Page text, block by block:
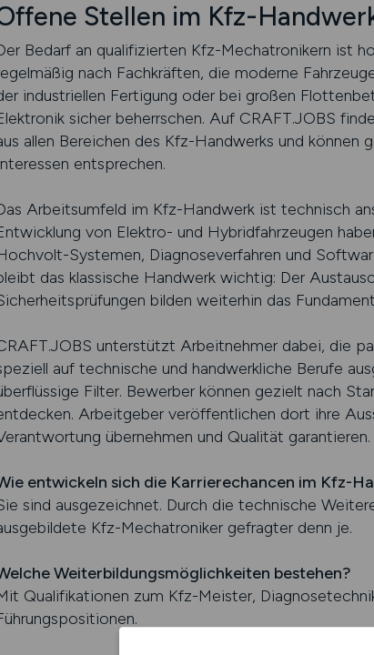
Stellen im Kfz-
Bedarf an qualifizierten Kfz-Mechatronikern ist
nach Fachkräften, die moderne
industriellen Fertigung oder bei großen
sicher beherrschen. Auf CRAFT.JOBS
allen Bereichen des Kfz-Handwerks und können
entsprechen.
Arbeitsumfeld im Kfz-Handwerk ist technisch
von Elektro- und Hybridfahrzeugen
Systemen, Diagnoseverfahren und
das klassische Handwerk wichtig: Der
bilden weiterhin das
unterstützt Arbeitnehmer dabei, die
auf technische und handwerkliche Berufe
Filter. Bewerber können gezielt nach
Arbeitgeber veröffentlichen dort ihre
übernehmen und Qualität garantieren.
entwickeln sich die Karrierechancen im Kfz-
sind ausgezeichnet. Durch die technische
Kfz-Mechatroniker gefragter denn je.
Weiterbildungsmöglichkeiten bestehen?
Qualifikationen zum Kfz-Meister,